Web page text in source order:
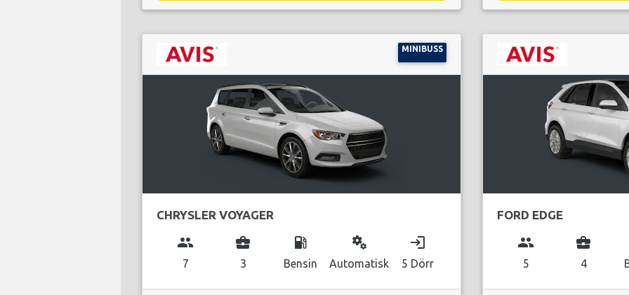
MINIBUSS
CHRYSLER VOYAGER
group
7
business_center
3
local_gas_station
Bensin
miscellaneous_services
Automatisk
login
5 Dörr
FORD EDGE
group
5
business_center
4